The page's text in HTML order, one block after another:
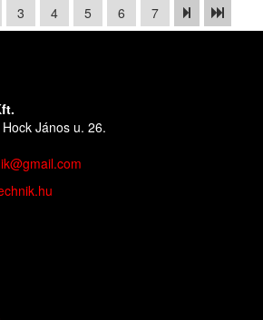
3 4 5 6 7
János u. 26.